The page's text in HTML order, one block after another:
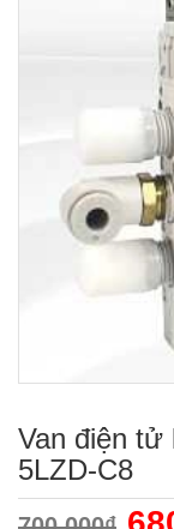
Van điện tử
5LZD-C8